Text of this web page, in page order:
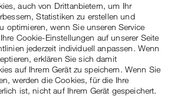
auch von Drittanbietern, um Ihr
Statistiken zu erstellen und
optimieren, wenn Sie unseren Service
Cookie-Einstellungen auf unserer Seite
jederzeit individuell anpassen. Wenn
erklären Sie sich damit
auf Ihrem Gerät zu speichern. Wenn Sie
werden die Cookies, für die Ihre
ist, nicht auf Ihrem Gerät gespeichert.